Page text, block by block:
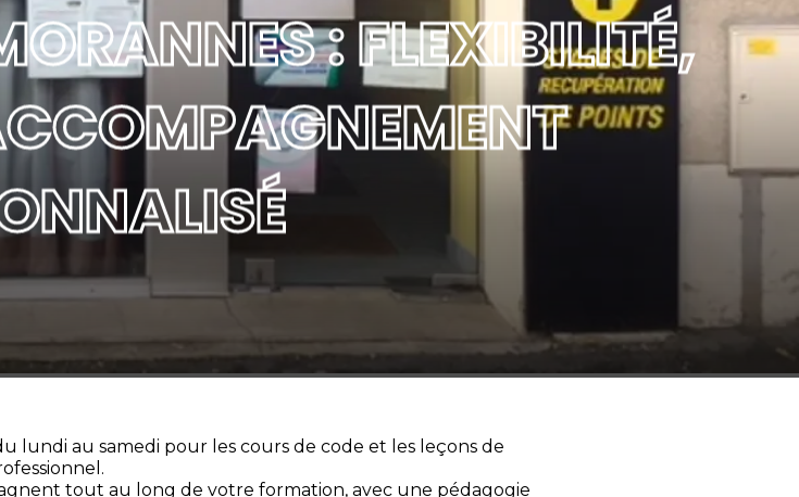
: FLEXIBILITÉ,
lundi au samedi pour les cours de code et les leçons de
tout au long de votre formation, avec une pédagogie